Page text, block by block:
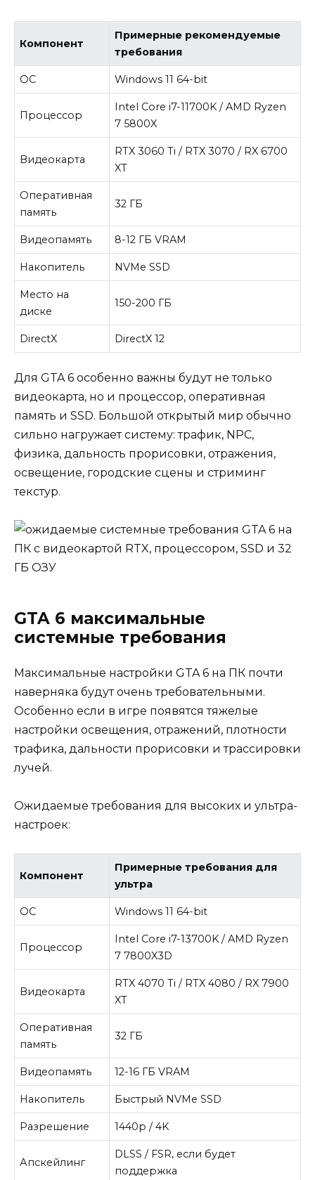
Компонент
Примерные рекомендуемые
требования
ОС Windows 11 64-bit
Процессор
Intel Core i7-11700K / AMD Ryzen
7 5800X
Видеокарта
RTX 3060 Ti / RTX 3070 / RX 6700
XT
Оперативная
память
32 ГБ
Видеопамять 8-12 ГБ VRAM
Накопитель NVMe SSD
Место на
диске
150-200 ГБ
DirectX DirectX 12
Для GTA 6 особенно важны будут не только
видеокарта, но и процессор, оперативная
память и SSD. Большой открытый мир обычно
сильно нагружает систему: трафик, NPC,
физика, дальность прорисовки, отражения,
освещение, городские сцены и стриминг
текстур.
GTA 6 максимальные
системные требования
Максимальные настройки GTA 6 на ПК почти
наверняка будут очень требовательными.
Особенно если в игре появятся тяжелые
настройки освещения, отражений, плотности
трафика, дальности прорисовки и трассировки
лучей.
Ожидаемые требования для высоких и ультра-
настроек:
Компонент
Примерные требования для
ультра
ОС Windows 11 64-bit
Процессор
Intel Core i7-13700K / AMD Ryzen
7 7800X3D
Видеокарта
RTX 4070 Ti / RTX 4080 / RX 7900
XT
Оперативная
память
32 ГБ
Видеопамять 12-16 ГБ VRAM
Накопитель Быстрый NVMe SSD
Разрешение 1440p / 4K
Апскейлинг
DLSS / FSR, если будет
поддержка